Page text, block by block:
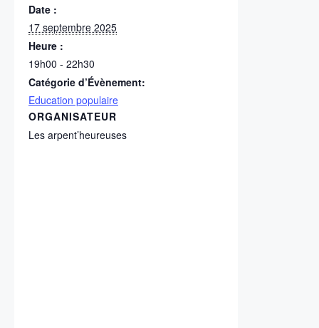
Date :
17 septembre 2025
Heure :
19h00 - 22h30
Catégorie d’Évènement:
Education populaire
ORGANISATEUR
Les arpent’heureuses